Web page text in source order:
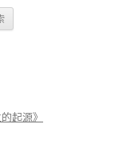
起源》